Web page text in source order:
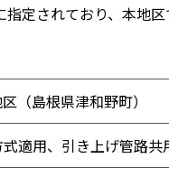
定されており、本地
（島根県津和野町）
式適用、引き上げ管路共